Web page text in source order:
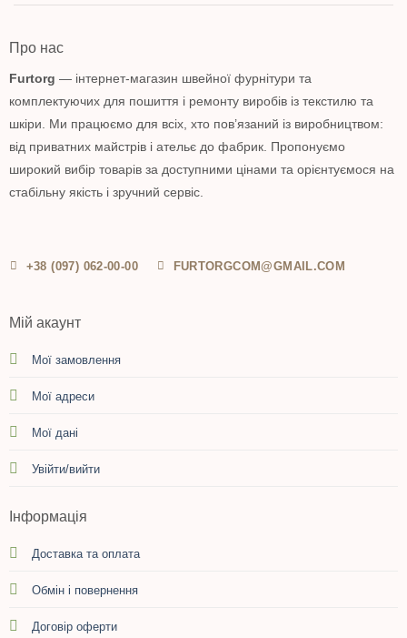
Про нас
Furtorg — інтернет-магазин швейної фурнітури та
комплектуючих для пошиття і ремонту виробів із текстилю та
шкіри. Ми працюємо для всіх, хто пов’язаний із виробництвом:
від приватних майстрів і ательє до фабрик. Пропонуємо
широкий вибір товарів за доступними цінами та орієнтуємося на
стабільну якість і зручний сервіс.
+38 (097) 062-00-00 FURTORGCOM@GMAIL.COM
Мій акаунт
Мої замовлення
Мої адреси
Мої дані
Увійти/вийти
Інформація
Доставка та оплата
Обмін і повернення
Договір оферти